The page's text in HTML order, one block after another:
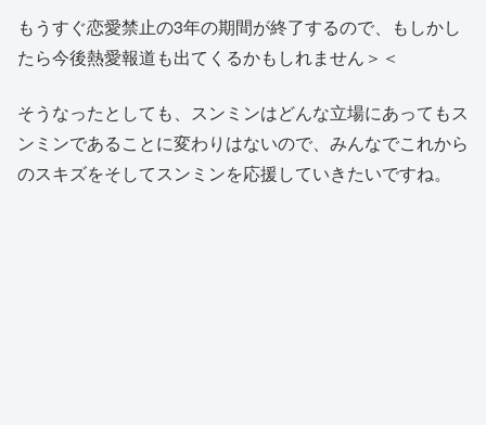
もうすぐ恋愛禁止の3年の期間が終了するので、もしかし
たら今後熱愛報道も出てくるかもしれません＞＜
そうなったとしても、スンミンはどんな立場にあってもス
ンミンであることに変わりはないので、みんなでこれから
のスキズをそしてスンミンを応援していきたいですね。